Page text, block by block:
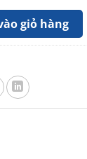
RC-
giỏ hàng